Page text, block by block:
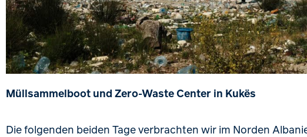
Müllsammelboot und Zero-Waste Center in Kukës
Die folgenden beiden Tage verbrachten wir im Norden